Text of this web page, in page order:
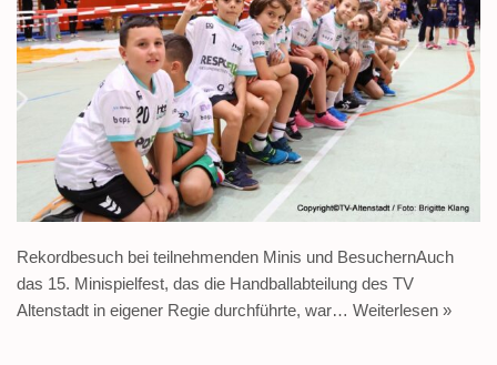
Rekordbesuch bei teilnehmenden Minis und BesuchernAuch
das 15. Minispielfest, das die Handballabteilung des TV
Altenstadt in eigener Regie durchführte, war… Weiterlesen »